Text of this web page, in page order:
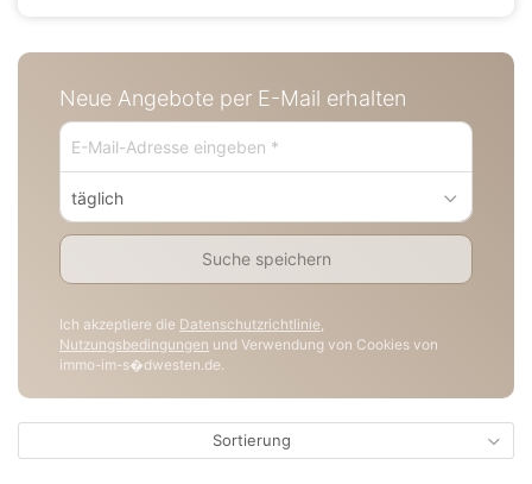
Neue Angebote per E-Mail erhalten
täglich
Suche speichern
Ich akzeptiere die Datenschutzrichtlinie,
Nutzungsbedingungen und Verwendung von Cookies von
immo-im-s�dwesten.de.
Sortierung